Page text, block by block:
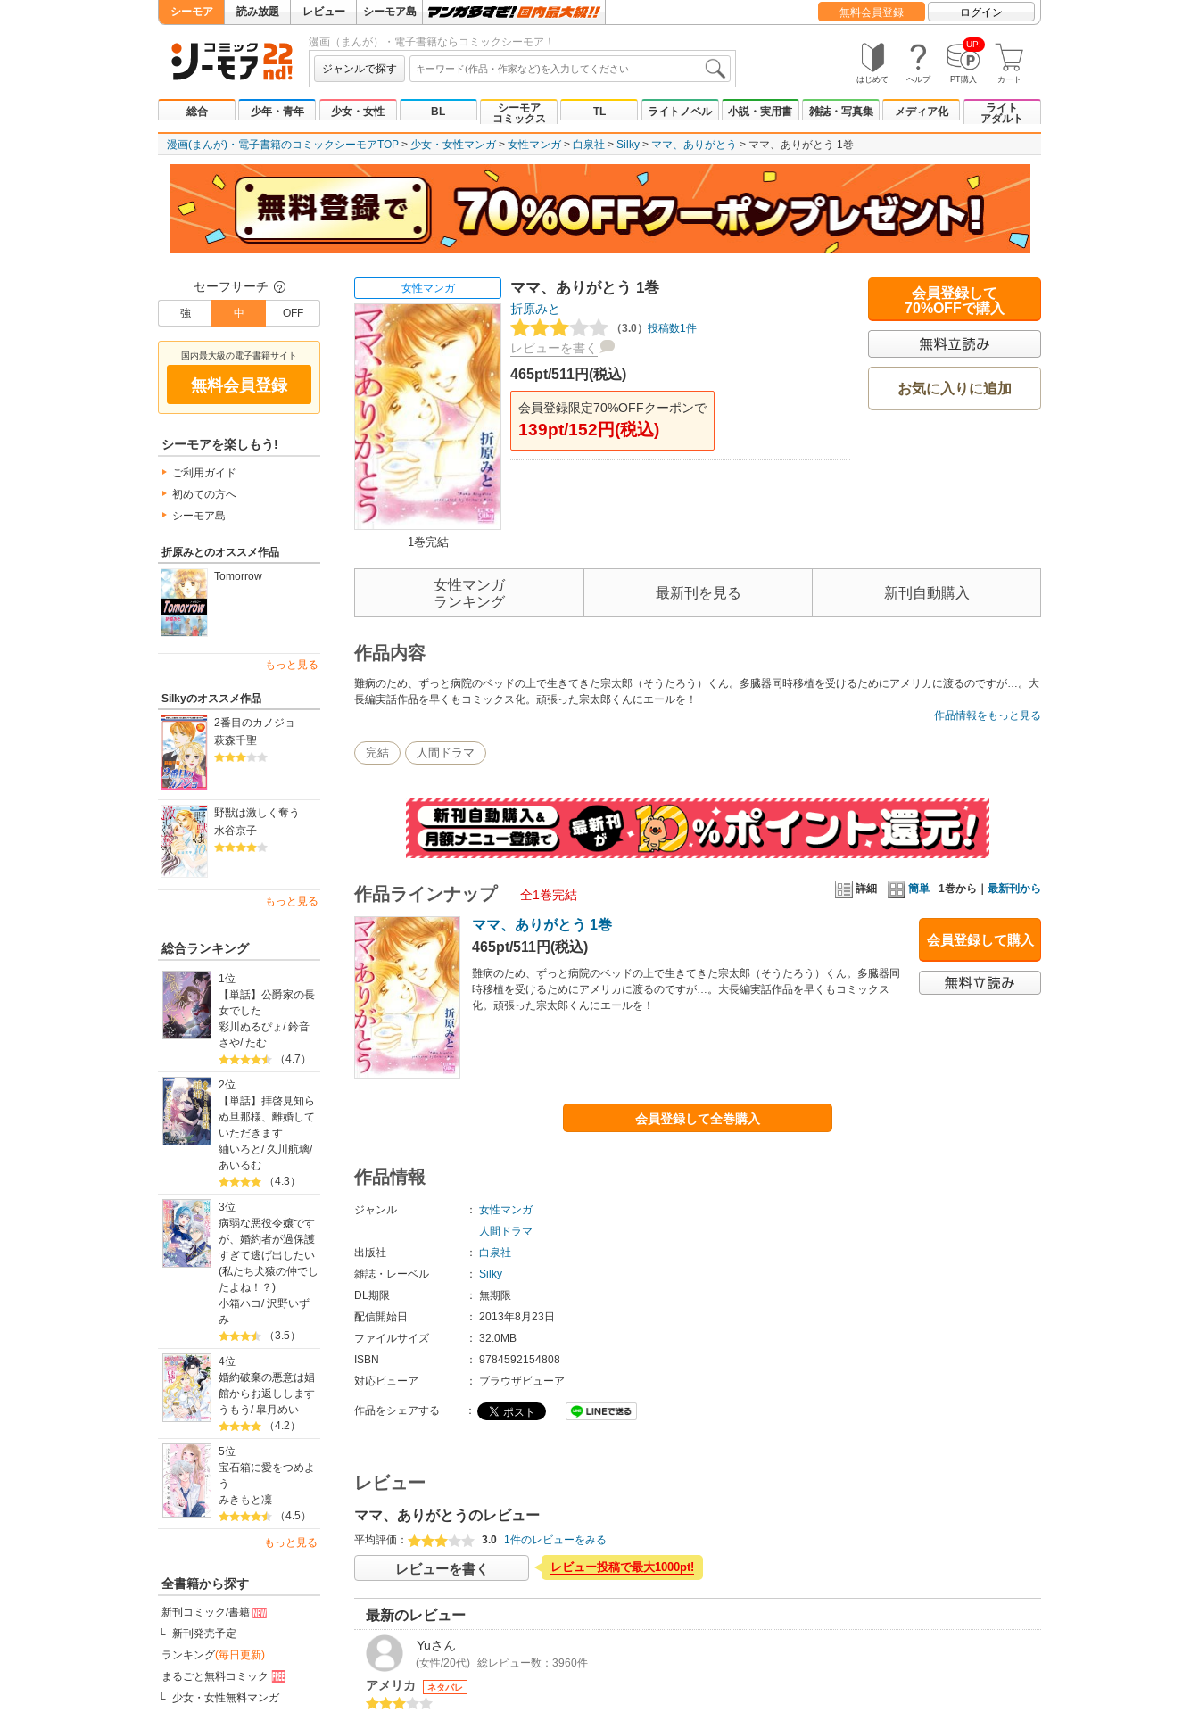
シーモア 読み放題 レビュー シーモア島 無料会員登録 ログイン
漫画（まんが）・電子書籍ならコミックシーモア！
ジャンルで探す
はじめて ヘルプ
UP!
PT購入 カート
総合 少年・青年 少女・女性 BL
シーモア
コミックス
TL ライトノベル 小説・実用書 雑誌・写真集 メディア化
ライト
アダルト
漫画(まんが)・電子書籍のコミックシーモアTOP 少女・女性マンガ 女性マンガ 白泉社 Silky ママ、ありがとう ママ、ありがとう 1巻
セーフサーチ ？
強 中 OFF
国内最大級の電子書籍サイト
無料会員登録
シーモアを楽しもう!
ご利用ガイド
初めての方へ
シーモア島
折原みとのオススメ作品
Tomorrow
もっと見る
Silkyのオススメ作品
2番目のカノジョ
萩森千聖
野獣は激しく奪う
水谷京子
もっと見る
総合ランキング
1位
【単話】公爵家の長
女でした
彩川ぬるぴょ /鈴音
さや/たむ
（4.7）
2位
【単話】拝啓見知ら
ぬ旦那様、離婚して
いただきます
紬いろと / 久川航璃/
あいるむ
（4.3）
3位
病弱な悪役令嬢です
が、婚約者が過保護
すぎて逃げ出したい
(私たち犬猿の仲でし
たよね！？)
小箱ハコ/沢野いず
み
（3.5）
4位
婚約破棄の悪意は娼
館からお返しします
うもう /皐月めい
（4.2）
5位
宝石箱に愛をつめよ
う
みきもと凜
（4.5）
もっと見る
全書籍から探す
新刊コミック/書籍
新刊発売予定
ランキング(毎日更新)
まるごと無料コミック
少女・女性無料マンガ
女性マンガ
1巻完結
ママ、ありがとう 1巻
折原みと
（3.0） 投稿数1件
レビューを書く
465pt/511円(税込)
会員登録限定70%OFFクーポンで
139pt/152円(税込)
会員登録して
70%OFFで購入
お気に入りに追加
女性マンガ
ランキング
最新刊を見る 新刊自動購入
作品内容
難病のため、ずっと病院のベッドの上で生きてきた宗太郎（そうたろう）くん。多臓器同時移植を受けるためにアメリカに渡るのですが…。大
長編実話作品を早くもコミックス化。頑張った宗太郎くんにエールを！
作品情報をもっと見る
完結 人間ドラマ
詳細 簡単 1巻から｜ 最新刊から
作品ラインナップ 全1巻完結
会員登録して購入
ママ、ありがとう 1巻
465pt/511円(税込)
難病のため、ずっと病院のベッドの上で生きてきた宗太郎（そうたろう）くん。多臓器同
時移植を受けるためにアメリカに渡るのですが…。大長編実話作品を早くもコミックス
化。頑張った宗太郎くんにエールを！
会員登録して全巻購入
作品情報
ジャンル ： 女性マンガ
人間ドラマ
出版社
： 白泉社
雑誌・レーベル
： Silky
DL期限
： 無期限
配信開始日
： 2013年8月23日
ファイルサイズ
： 32.0MB
ISBN
： 9784592154808
対応ビューア
： ブラウザビューア
作品をシェアする ：
レビュー
ママ、ありがとうのレビュー
平均評価： 3.0 1件のレビューをみる
レビューを書く レビュー投稿で最大1000pt!
最新のレビュー
Yuさん
(女性/20代) 総レビュー数：3960件
アメリカ ネタバレ